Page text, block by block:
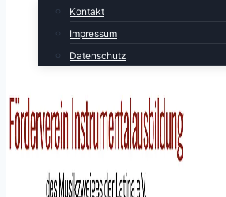
Kontakt
Impressum
Datenschutz